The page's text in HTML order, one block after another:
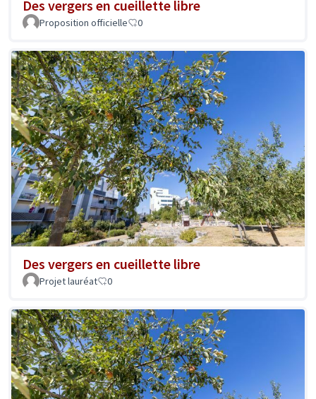
Des vergers en cueillette libre
Proposition officielle 0
Des vergers en cueillette libre
Projet lauréat 0